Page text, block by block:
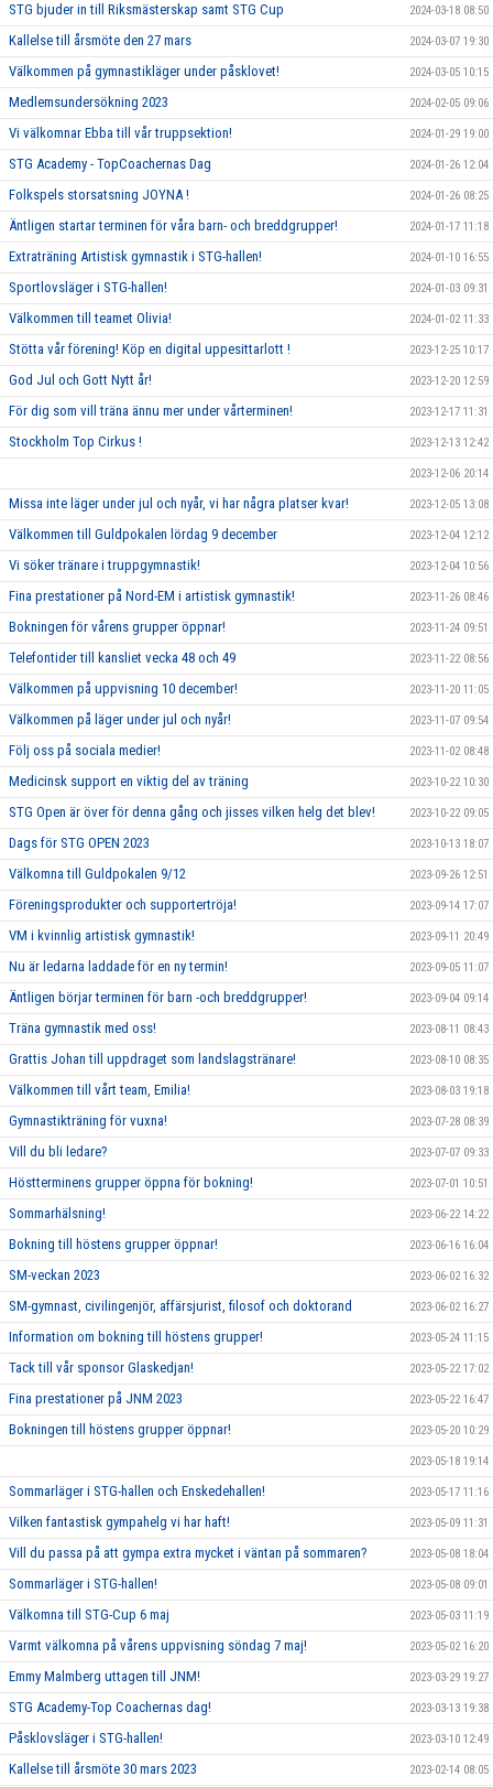
STG bjuder in till Riksmästerskap samt STG Cup 2024-03-18 08:50
Kallelse till årsmöte den 27 mars 2024-03-07 19:30
Välkommen på gymnastikläger under påsklovet! 2024-03-05 10:15
Medlemsundersökning 2023 2024-02-05 09:06
Vi välkomnar Ebba till vår truppsektion! 2024-01-29 19:00
STG Academy - TopCoachernas Dag 2024-01-26 12:04
Folkspels storsatsning JOYNA ! 2024-01-26 08:25
Äntligen startar terminen för våra barn- och breddgrupper! 2024-01-17 11:18
Extraträning Artistisk gymnastik i STG-hallen! 2024-01-10 16:55
Sportlovsläger i STG-hallen! 2024-01-03 09:31
Välkommen till teamet Olivia! 2024-01-02 11:33
Stötta vår förening! Köp en digital uppesittarlott ! 2023-12-25 10:17
God Jul och Gott Nytt år! 2023-12-20 12:59
För dig som vill träna ännu mer under vårterminen! 2023-12-17 11:31
Stockholm Top Cirkus ! 2023-12-13 12:42
2023-12-06 20:14
Missa inte läger under jul och nyår, vi har några platser kvar! 2023-12-05 13:08
Välkommen till Guldpokalen lördag 9 december 2023-12-04 12:12
Vi söker tränare i truppgymnastik! 2023-12-04 10:56
Fina prestationer på Nord-EM i artistisk gymnastik! 2023-11-26 08:46
Bokningen för vårens grupper öppnar! 2023-11-24 09:51
Telefontider till kansliet vecka 48 och 49 2023-11-22 08:56
Välkommen på uppvisning 10 december! 2023-11-20 11:05
Välkommen på läger under jul och nyår! 2023-11-07 09:54
Följ oss på sociala medier! 2023-11-02 08:48
Medicinsk support en viktig del av träning 2023-10-22 10:30
STG Open är över för denna gång och jisses vilken helg det blev! 2023-10-22 09:05
Dags för STG OPEN 2023 2023-10-13 18:07
Välkomna till Guldpokalen 9/12 2023-09-26 12:51
Föreningsprodukter och supportertröja! 2023-09-14 17:07
VM i kvinnlig artistisk gymnastik! 2023-09-11 20:49
Nu är ledarna laddade för en ny termin! 2023-09-05 11:07
Äntligen börjar terminen för barn -och breddgrupper! 2023-09-04 09:14
Träna gymnastik med oss! 2023-08-11 08:43
Grattis Johan till uppdraget som landslagstränare! 2023-08-10 08:35
Välkommen till vårt team, Emilia! 2023-08-03 19:18
Gymnastikträning för vuxna! 2023-07-28 08:39
Vill du bli ledare? 2023-07-07 09:33
Höstterminens grupper öppna för bokning! 2023-07-01 10:51
Sommarhälsning! 2023-06-22 14:22
Bokning till höstens grupper öppnar! 2023-06-16 16:04
SM-veckan 2023 2023-06-02 16:32
SM-gymnast, civilingenjör, affärsjurist, filosof och doktorand 2023-06-02 16:27
Information om bokning till höstens grupper! 2023-05-24 11:15
Tack till vår sponsor Glaskedjan! 2023-05-22 17:02
Fina prestationer på JNM 2023 2023-05-22 16:47
Bokningen till höstens grupper öppnar! 2023-05-20 10:29
2023-05-18 19:14
Sommarläger i STG-hallen och Enskedehallen! 2023-05-17 11:16
Vilken fantastisk gympahelg vi har haft! 2023-05-09 11:31
Vill du passa på att gympa extra mycket i väntan på sommaren? 2023-05-08 18:04
Sommarläger i STG-hallen! 2023-05-08 09:01
Välkomna till STG-Cup 6 maj 2023-05-03 11:19
Varmt välkomna på vårens uppvisning söndag 7 maj! 2023-05-02 16:20
Emmy Malmberg uttagen till JNM! 2023-03-29 19:27
STG Academy-Top Coachernas dag! 2023-03-13 19:38
Påsklovsläger i STG-hallen! 2023-03-10 12:49
Kallelse till årsmöte 30 mars 2023 2023-02-14 08:05